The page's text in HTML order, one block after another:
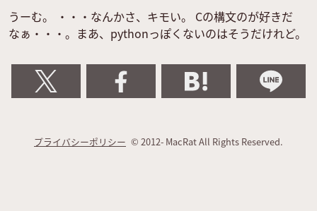
うーむ。 ・・・なんかさ、キモい。 Cの構文のが好きだ
なぁ・・・。まあ、pythonっぽくないのはそうだけれど。
プライバシーポリシー © 2012- MacRat All Rights Reserved.